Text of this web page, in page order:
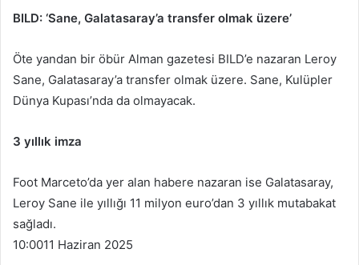
BILD: ‘Sane, Galatasaray’a transfer olmak üzere’
Öte yandan bir öbür Alman gazetesi BILD’e nazaran Leroy
Sane, Galatasaray’a transfer olmak üzere. Sane, Kulüpler
Dünya Kupası’nda da olmayacak.
3 yıllık imza
Foot Marceto’da yer alan habere nazaran ise Galatasaray,
Leroy Sane ile yıllığı 11 milyon euro’dan 3 yıllık mutabakat
sağladı.
10:0011 Haziran 2025